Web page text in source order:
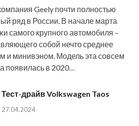
Geely почти полностью
ряд в России. В начале марта
самого крупного автомобиля –
собой нечто среднее
и минивэном. Модель эта совсем
появилась в 2020…
Тест-драйв Volkswagen Taos
27.04.2024